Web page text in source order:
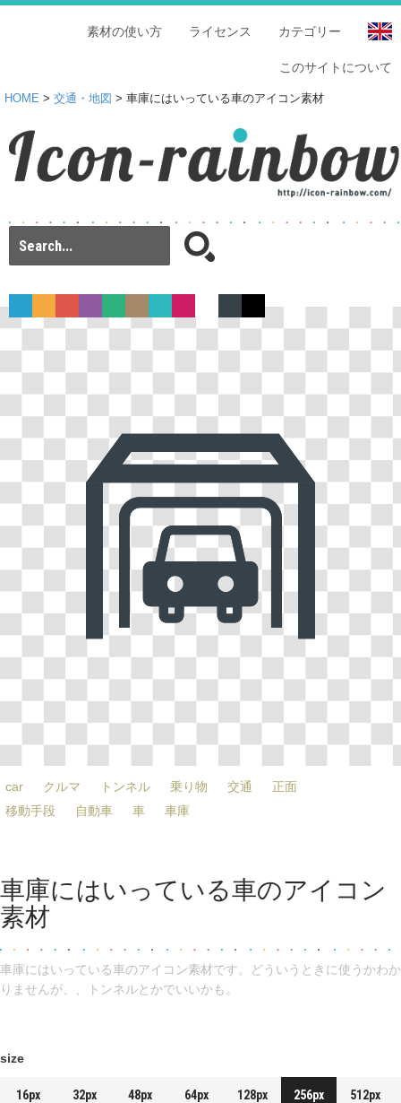
カテゴリー
ライセンス
素材の使い方
このサイトについて
HOME > 交通・地図 > 車庫にはいっている車のアイコン素材
car クルマ トンネル 乗り物 交通
正面
移動手段
自動車 車 車庫
車庫にはいっている車のアイコン
素材
車庫にはいっている車のアイコン素材です。どういうときに使うかわか
りませんが、、トンネルとかでいいかも。
size
16px 32px 48px 64px 128px 256px 512px